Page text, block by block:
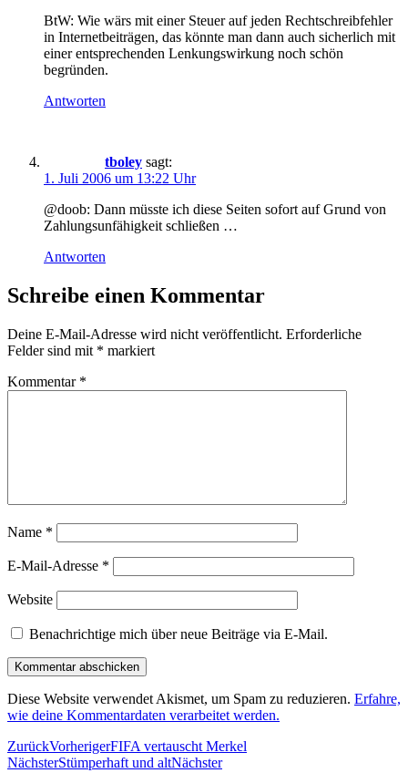
BtW: Wie wärs mit einer Steuer auf jeden Rechtschreibfehler
in Internetbeiträgen, das könnte man dann auch sicherlich mit
einer entsprechenden Lenkungswirkung noch schön
begründen.
Antworten
tboley sagt:
1. Juli 2006 um 13:22 Uhr
@doob: Dann müsste ich diese Seiten sofort auf Grund von
Zahlungsunfähigkeit schließen …
Antworten
Schreibe einen Kommentar
Deine E-Mail-Adresse wird nicht veröffentlicht. Erforderliche
Felder sind mit * markiert
Kommentar *
Name *
E-Mail-Adresse *
Website
Benachrichtige mich über neue Beiträge via E-Mail.
Diese Website verwendet Akismet, um Spam zu reduzieren. Erfahre,
wie deine Kommentardaten verarbeitet werden.
ZurückVorherigerFIFA vertauscht Merkel
NächsterStümperhaft und altNächster